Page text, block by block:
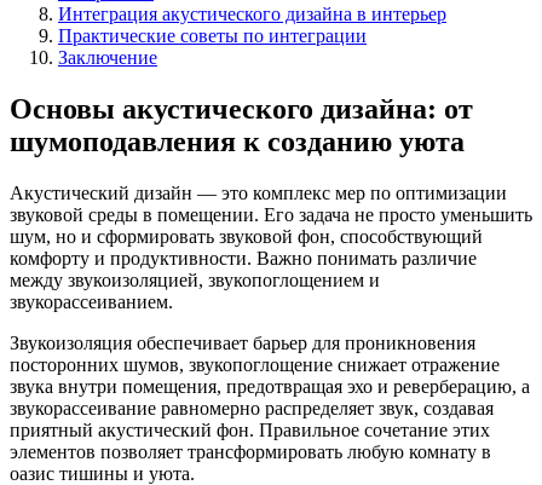
Интеграция акустического дизайна в интерьер
Практические советы по интеграции
Заключение
Основы акустического дизайна: от
шумоподавления к созданию уюта
Акустический дизайн — это комплекс мер по оптимизации
звуковой среды в помещении. Его задача не просто уменьшить
шум, но и сформировать звуковой фон, способствующий
комфорту и продуктивности. Важно понимать различие
между звукоизоляцией, звукопоглощением и
звукорассеиванием.
Звукоизоляция обеспечивает барьер для проникновения
посторонних шумов, звукопоглощение снижает отражение
звука внутри помещения, предотвращая эхо и реверберацию, а
звукорассеивание равномерно распределяет звук, создавая
приятный акустический фон. Правильное сочетание этих
элементов позволяет трансформировать любую комнату в
оазис тишины и уюта.